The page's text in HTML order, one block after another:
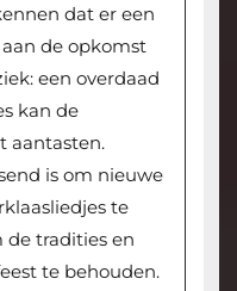
dat er een
de opkomst
een overdaad
kan de
aantasten.
is om nieuwe
te
de tradities en
te behouden.